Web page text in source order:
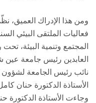
ومن هذا الإدراك العميق،
فعاليات الملتقى البيئي
المجتمع وتنمية البيئة،
العابدين رئيس جامعة عين
نائب رئيس الجامعة لشؤون
الأستاذة الدكتورة حنان
وجاءت الأستاذة الدكتورة